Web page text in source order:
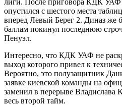
лиги. После приговора КДК УАФ
опустился с шестого места
вперед Левый Берег 2. Диназ же
баллам покинул последнюю
Пенуэл.
Интересно, что КДК УАФ не
выход которого привел к
Вероятно, это полузащитник
заявке киевской команды на
заменил в перерыве Владислава
весь второй тайм.